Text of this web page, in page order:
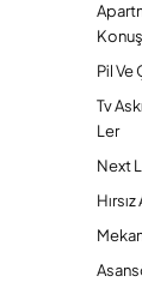
Pil Ve
Tv
Ler
Next